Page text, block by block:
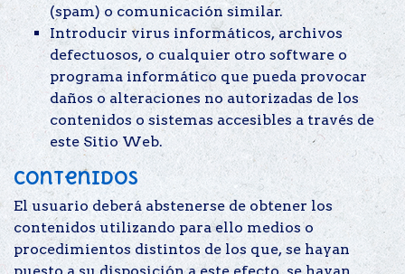
(spam) o comunicación similar.
Introducir virus informáticos, archivos
defectuosos, o cualquier otro software o
programa informático que pueda provocar
daños o alteraciones no autorizadas de los
contenidos o sistemas accesibles a través de
este Sitio Web.
Contenidos
El usuario deberá abstenerse de obtener los
contenidos utilizando para ello medios o
procedimientos distintos de los que, se hayan